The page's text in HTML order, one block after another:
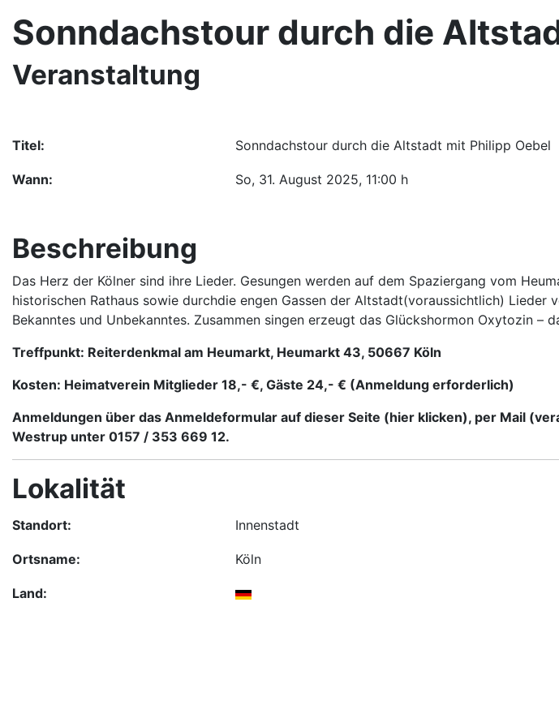
Sonndachstour durch die
Veranstaltung
Titel: Sonndachstour durch die Altstadt mit Philipp Oebel
Wann: So, 31. August 2025, 11:00 h
Beschreibung
Das Herz der Kölner sind ihre Lieder. Gesungen werden auf dem Spaziergang vom
historischen Rathaus sowie durchdie engen Gassen der Altstadt(voraussichtlich)
Bekanntes und Unbekanntes. Zusammen singen erzeugt das Glückshormon Oxytozin –
Treffpunkt: Reiterdenkmal am Heumarkt, Heumarkt 43, 50667 Köln
Kosten: Heimatverein Mitglieder 18,- €, Gäste 24,- € (Anmeldung erforderlich)
Anmeldungen über das Anmeldeformular auf dieser Seite (hier klicken), per Mail (
Westrup unter 0157 / 353 669 12.
Lokalität
Standort: Innenstadt
Ortsname: Köln
Land: